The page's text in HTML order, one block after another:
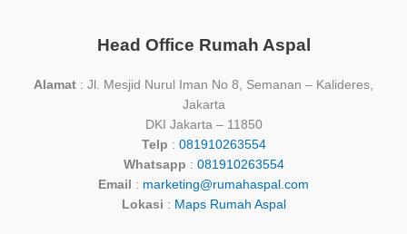
Head Office Rumah Aspal
Alamat : Jl. Mesjid Nurul Iman No 8, Semanan – Kalideres,
Jakarta
DKI Jakarta – 11850
Telp : 081910263554
Whatsapp : 081910263554
Email
: marketing@rumahaspal.com
Lokasi : Maps Rumah Aspal